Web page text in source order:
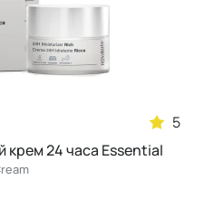
5
24 часа Essential